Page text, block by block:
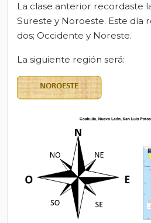
La clase anterior recordaste
Sureste y Noroeste. Este día
dos; Occidente y Noreste.
La siguiente región será: